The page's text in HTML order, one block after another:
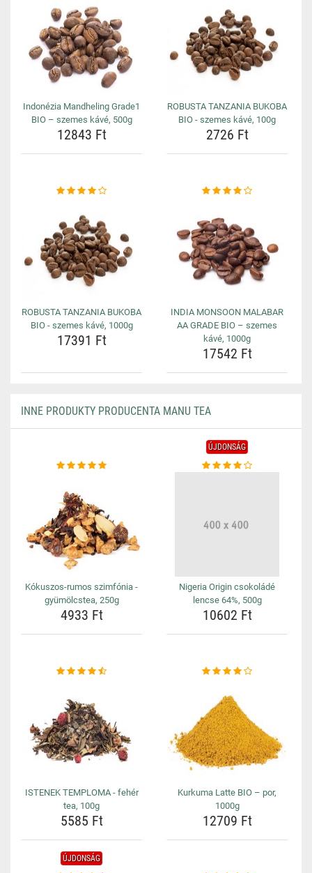
Indonézia Mandheling Grade1
BIO – szemes kávé, 500g
12843 Ft
ROBUSTA TANZANIA BUKOBA
BIO - szemes kávé, 100g
2726 Ft
ROBUSTA TANZANIA BUKOBA
BIO - szemes kávé, 1000g
17391 Ft
INDIA MONSOON MALABAR
AA GRADE BIO – szemes
kávé, 1000g
17542 Ft
INNE PRODUKTY PRODUCENTA MANU TEA
Kókuszos-rumos szimfónia -
gyümölcstea, 250g
4933 Ft
ÚJDONSÁG
Nigeria Origin csokoládé
lencse 64%, 500g
10602 Ft
ISTENEK TEMPLOMA - fehér
tea, 100g
5585 Ft
Kurkuma Latte BIO – por,
1000g
12709 Ft
ÚJDONSÁG